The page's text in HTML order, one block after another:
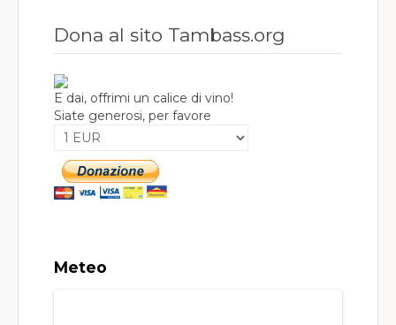
Dona al sito Tambass.org
E dai, offrimi un calice di vino!
Siate generosi, per favore
Meteo